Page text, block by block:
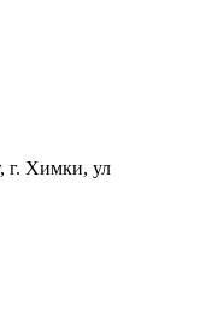
г. Химки, ул